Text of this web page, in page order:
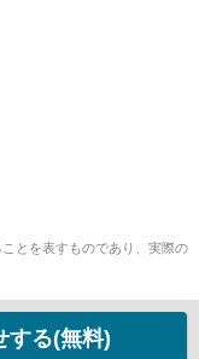
とを表すものであり、実際の
する(無料)